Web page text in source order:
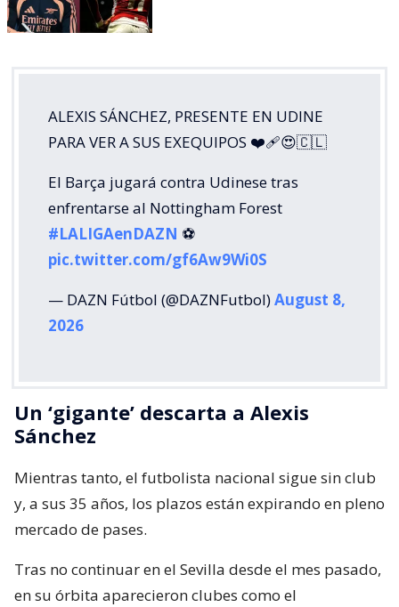
ALEXIS SÁNCHEZ, PRESENTE EN UDINE
PARA VER A SUS EXEQUIPOS ❤️‍🩹😍🇨🇱
El Barça jugará contra Udinese tras
enfrentarse al Nottingham Forest
#LALIGAenDAZN ⚽️
pic.twitter.com/gf6Aw9Wi0S
— DAZN Fútbol (@DAZNFutbol)August 8,
2026
Un ‘gigante’ descarta a Alexis
Sánchez
Mientras tanto, el futbolista nacional sigue sin club
y, a sus 35 años, los plazos están expirando en pleno
mercado de pases.
Tras no continuar en el Sevilla desde el mes pasado,
en su órbita aparecieron clubes como el